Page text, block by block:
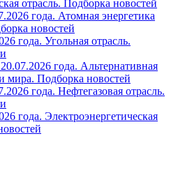
отрасль. Подборка новостей
года. Атомная энергетика
новостей
года. Угольная отрасль.
года. Альтернативная
мира. Подборка новостей
года. Нефтегазовая отрасль.
года. Электроэнергетическая